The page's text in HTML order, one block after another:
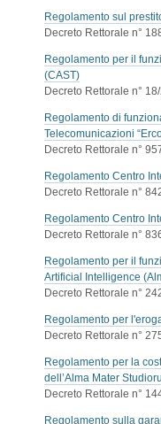
Regolamento sul
Decreto Rettorale n°
Regolamento per il
(CAST)
Decreto Rettorale n°
Regolamento di
Telecomunicazioni
Decreto Rettorale n°
Regolamento Centro
Decreto Rettorale n°
Regolamento Centro
Decreto Rettorale n°
Regolamento per il
Artificial Intelligence
Decreto Rettorale n°
Regolamento per
Decreto Rettorale n°
Regolamento per la
dell’Alma Mater
Decreto Rettorale n°
Regolamento sulla